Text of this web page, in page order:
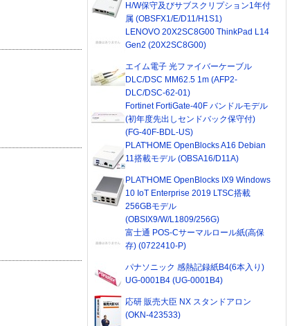
H/W保守及びサブスクリプション1年付
属 (OBSFX1/E/D11/H1S1)
LENOVO 20X2SC8G00 ThinkPad L14
Gen2 (20X2SC8G00)
エイム電子 光ファイバーケーブル
DLC/DSC MM62.5 1m (AFP2-
DLC/DSC-62-01)
Fortinet FortiGate-40F バンドルモデル
(初年度先出しセンドバック保守付)
(FG-40F-BDL-US)
PLAT'HOME OpenBlocks A16 Debian
11搭載モデル (OBSA16/D11A)
PLAT'HOME OpenBlocks IX9 Windows
10 IoT Enterprise 2019 LTSC搭載
256GBモデル
(OBSIX9/W/L1809/256G)
富士通 POS-Cサーマルロール紙(高保
存) (0722410-P)
パナソニック 感熱記録紙B4(6本入り)
UG-0001B4 (UG-0001B4)
応研 販売大臣 NX スタンドアロン
(OKN-423533)